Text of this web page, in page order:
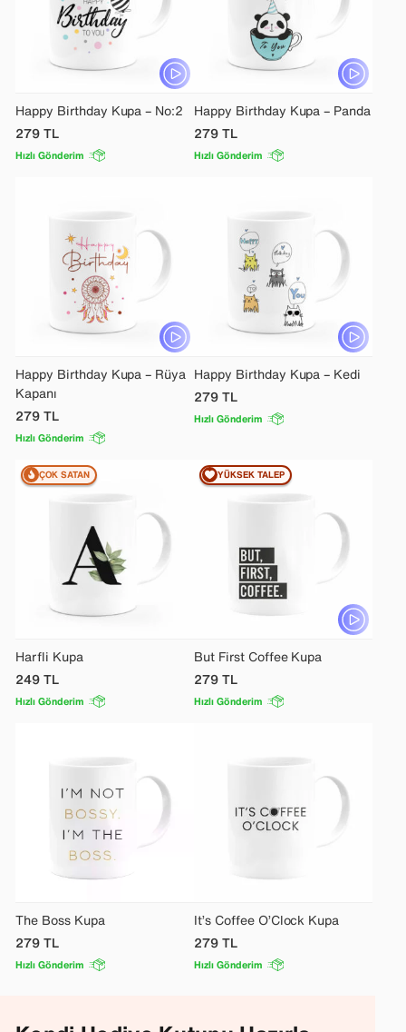
Happy Birthday Kupa – No:2
279TL
Hızlı Gönderim
Happy Birthday Kupa – Panda
279TL
Hızlı Gönderim
Happy Birthday Kupa – Rüya
Kapanı
279TL
Hızlı Gönderim
Happy Birthday Kupa – Kedi
279TL
Hızlı Gönderim
Harfli Kupa
249TL
Hızlı Gönderim
ÇOK SATAN
But First Coffee Kupa
279TL
Hızlı Gönderim
YÜKSEK TALEP
The Boss Kupa
279TL
Hızlı Gönderim
It’s Coffee O’Clock Kupa
279TL
Hızlı Gönderim